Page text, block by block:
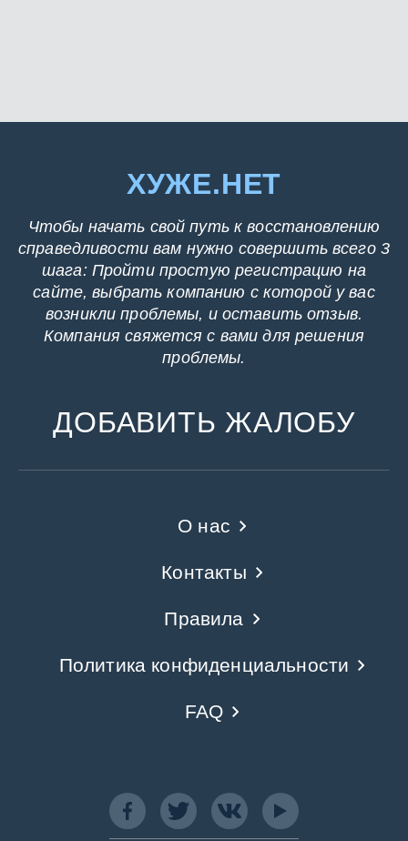
ХУЖЕ.НЕТ
Чтобы начать свой путь к восстановлению
справедливости вам нужно совершить всего 3
шага: Пройти простую регистрацию на
сайте, выбрать компанию с которой у вас
возникли проблемы, и оставить отзыв.
Компания свяжется с вами для решения
проблемы.
ДОБАВИТЬ ЖАЛОБУ
О нас
Контакты
Правила
Политика конфиденциальности
FAQ